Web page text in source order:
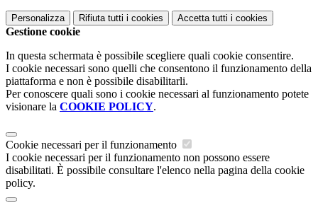
Personalizza Rifiuta tutti i cookies Accetta tutti i cookies
Gestione cookie
In questa schermata è possibile scegliere quali cookie consentire.
I cookie necessari sono quelli che consentono il funzionamento della
piattaforma e non è possibile disabilitarli.
Per conoscere quali sono i cookie necessari al funzionamento potete
visionare la COOKIE POLICY.
Cookie necessari per il funzionamento
I cookie necessari per il funzionamento non possono essere
disabilitati. È possibile consultare l'elenco nella pagina della cookie
policy.